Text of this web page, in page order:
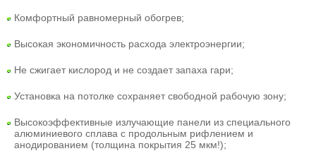
Комфортный равномерный обогрев;
Высокая экономичность расхода электроэнергии;
Не сжигает кислород и не создает запаха гари;
Установка на потолке сохраняет свободной рабочую зону;
Высокоэффективные излучающие панели из специального
алюминиевого сплава с продольным рифлением и
анодированием (толщина покрытия 25 мкм!);